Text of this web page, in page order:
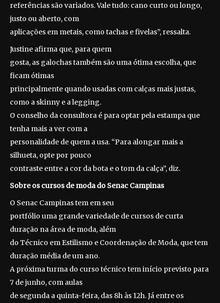
referências são variados. Vale tudo: cano curto ou longo,
justo ou aberto, com
aplicações em metais, como tachas e fivelas”, ressalta.
Justine afirma que, para quem
gosta, as galochas também são uma ótima escolha, que
ficam ótimas
principalmente quando usadas com calças mais justas,
como a skinny e a legging.
O conselho da consultora é para optar pela estampa que
tenha mais a ver com a
personalidade de quem a usa. “Para alongar mais a
silhueta, opte por pouco
contraste entre a cor da bota e o tom da calça”, diz.
Sobre os cursos de moda do Senac Campinas
O Senac Campinas tem em seu
portfólio uma grande variedade de cursos de curta
duração na área de moda, além
do Técnico em Estilismo e Coordenação de Moda, que tem
duração média de um ano.
A próxima turma do curso técnico tem início previsto para
7 de junho, com aulas
de segunda a quinta-feira, das 8h às 12h. Já entre os